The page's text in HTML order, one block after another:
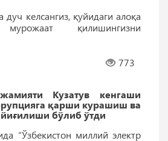
дуч келсангиз, қуйидаги алоқа
мурожаат қилишингизни
773
Кузатув кенгаши
қарши курашиш ва
бўлиб ўтди
“Ўзбекистон миллий электр